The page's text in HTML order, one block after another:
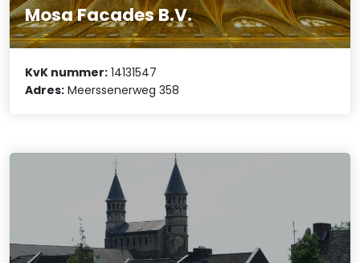
Mosa Facades B.V.
KvK nummer: 14131547
Adres: Meerssenerweg 358